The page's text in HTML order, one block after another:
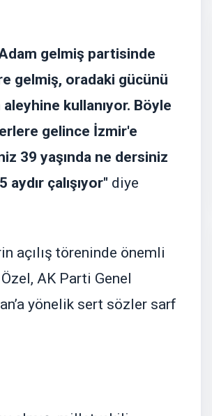
gelmiş partisinde
gelmiş, oradaki gücünü
kullanıyor. Böyle
gelince İzmir'e
39 yaşında ne dersiniz
aydır çalışıyor" diye
açılış töreninde önemli
AK Parti Genel
yönelik sert sözler sarf